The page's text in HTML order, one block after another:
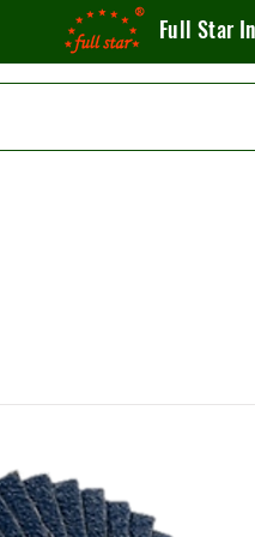
Full Star